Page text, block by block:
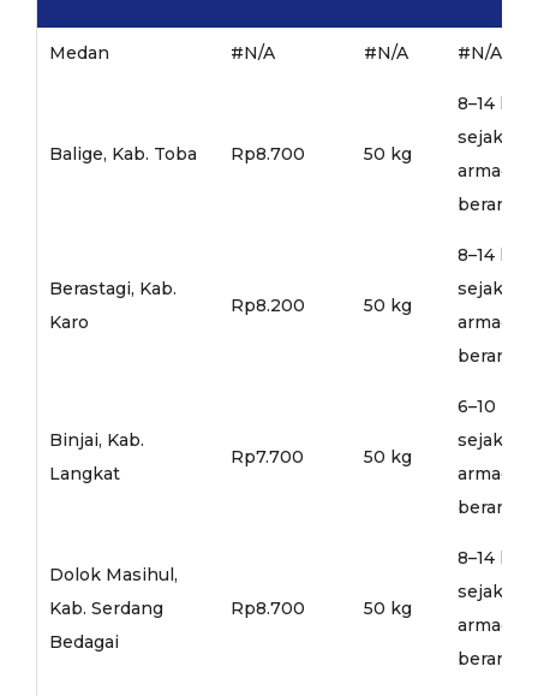
Medan #N/A #N/A #N/A
Balige, Kab. Toba Rp8.700 50 kg
8–14 hari
sejak
armada
Berastagi, Kab.
Karo
Rp8.200 50 kg
8–14 hari
sejak
armada
Binjai, Kab.
Langkat
Rp7.700 50 kg
6–10 hari
sejak
armada
Dolok Masihul,
Kab. Serdang
Bedagai
Rp8.700 50 kg
8–14 hari
sejak
armada